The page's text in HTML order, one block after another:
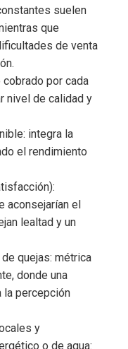
suelen
que
de venta
por cada
nivel de calidad y
integra la
el rendimiento
aconsejarían el
lealtad y un
quejas: métrica
donde una
la percepción
y
o de agua: